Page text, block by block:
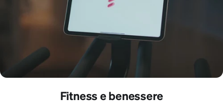
Fitness e benessere